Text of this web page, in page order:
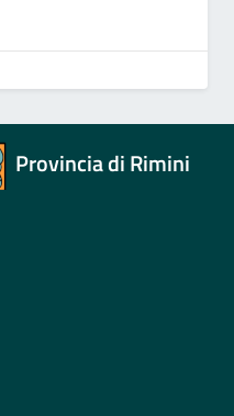
Provincia di Rimini